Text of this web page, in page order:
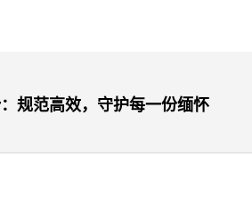
规范高效，守护每一份缅怀